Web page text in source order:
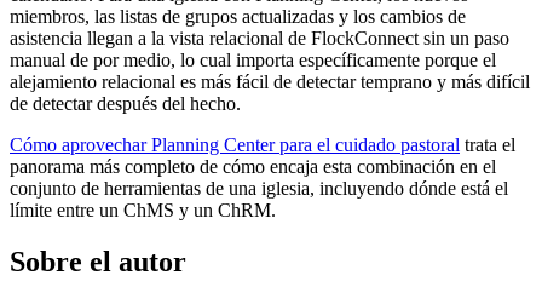
miembros, las listas de grupos actualizadas y los cambios de
asistencia llegan a la vista relacional de FlockConnect sin un paso
manual de por medio, lo cual importa específicamente porque el
alejamiento relacional es más fácil de detectar temprano y más difícil
de detectar después del hecho.
Cómo aprovechar Planning Center para el cuidado pastoral trata el
panorama más completo de cómo encaja esta combinación en el
conjunto de herramientas de una iglesia, incluyendo dónde está el
límite entre un ChMS y un ChRM.
Sobre el autor